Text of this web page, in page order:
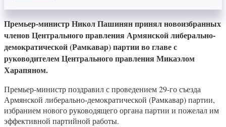
Премьер-министр Никол Пашинян принял новоизбранных
членов Центрального правления Армянской либерально-
демократической (Рамкавар) партии во главе с
руководителем Центрального правления Микаэлом
Харапяном.
Премьер-министр поздравил с проведением 29-го съезда
Армянской либерально-демократической (Рамкавар) партии,
избранием нового руководящего органа партии и пожелал им
эффективной партийной работы.